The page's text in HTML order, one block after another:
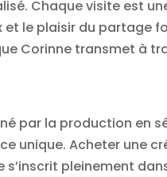
Chaque visite est
et le plaisir du
Corinne transmet à
par la production en
unique. Acheter une
s’inscrit pleinement